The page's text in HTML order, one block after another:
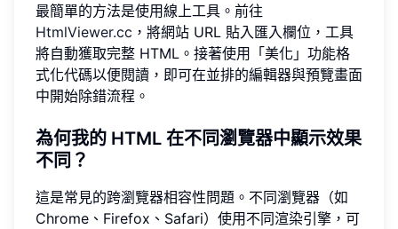
最簡單的方法是使用線上工具。前往
HtmlViewer.cc ，將網站 URL 貼入匯入欄位，工具
將自動獲取完整 HTML。接著使用「美化」功能格
式化代碼以便閱讀，即可在並排的編輯器與預覽畫面
中開始除錯流程。
為何我的 HTML 在不同瀏覽器中顯示效果
不同？
這是常見的跨瀏覽器相容性問題。不同瀏覽器（如
Chrome、Firefox、Safari）使用不同渲染引擎，可